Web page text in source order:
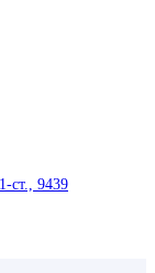
ст., 9439